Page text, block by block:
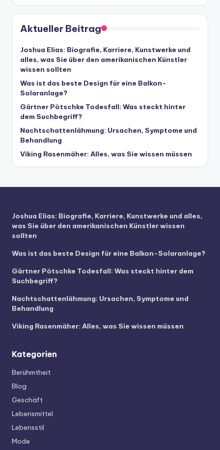
Aktueller Beitrag
Joshua Elias: Biografie, Karriere, Kunstwerke und
alles, was Sie über den amerikanischen Künstler
wissen sollten
Was ist das beste Design für eine Balkon-
Solaranlage?
Gärtner Pötschke Todesfall: Was steckt hinter
dem Suchbegriff?
Nachtschattenlähmung: Ursachen, Symptome und
Behandlung
Viking Rasenmäher: Alles, was Sie wissen müssen
Joshua Elias: Biografie, Karriere, Kunstwerke und alles,
was Sie über den amerikanischen Künstler wissen
sollten
Was ist das beste Design für eine Balkon-Solaranlage?
Gärtner Pötschke Todesfall: Was steckt hinter dem
Suchbegriff?
Nachtschattenlähmung: Ursachen, Symptome und
Behandlung
Viking Rasenmäher: Alles, was Sie wissen müssen
Kategorien
Berühmtheit
Blog
Geschäft
Lebensmittel
Lebensstil
Mode